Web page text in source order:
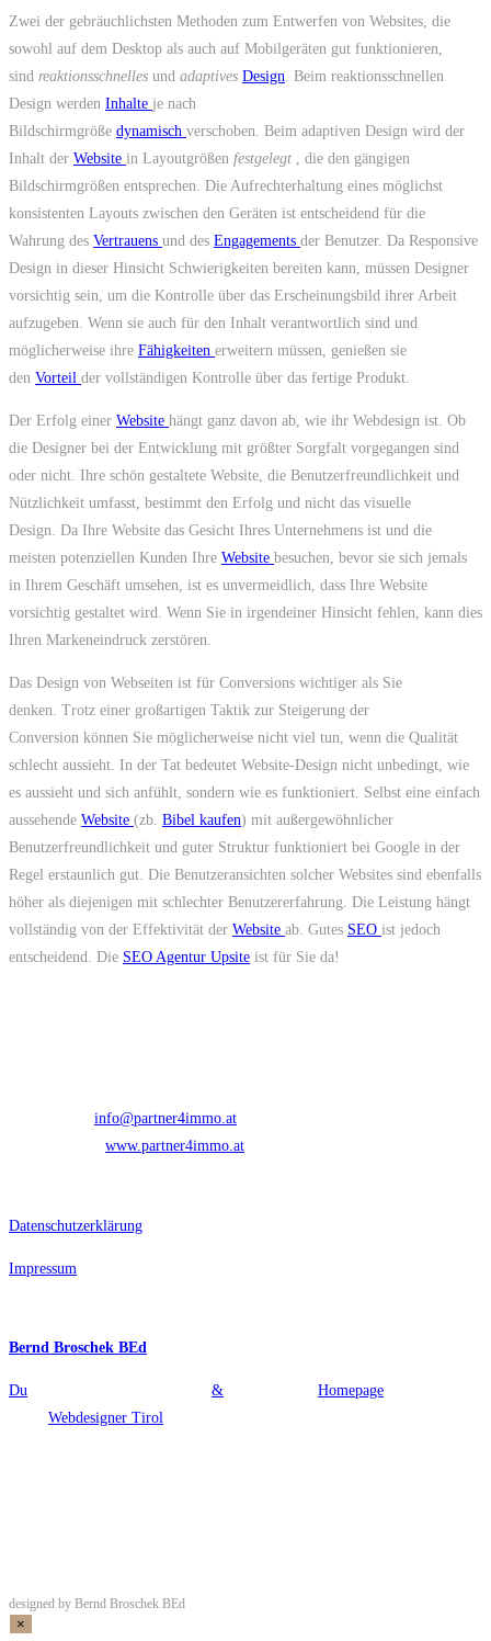
Zwei der gebräuchlichsten Methoden zum Entwerfen von Websites, die
sowohl auf dem Desktop als auch auf Mobilgeräten gut funktionieren,
sind reaktionsschnelles und adaptives Design . Beim reaktionsschnellen
Design werden Inhalte je nach
Bildschirmgröße dynamisch verschoben. Beim adaptiven Design wird der
Inhalt der Website in Layoutgrößen festgelegt , die den gängigen
Bildschirmgrößen entsprechen. Die Aufrechterhaltung eines möglichst
konsistenten Layouts zwischen den Geräten ist entscheidend für die
Wahrung des Vertrauens und des Engagements der Benutzer. Da Responsive
Design in dieser Hinsicht Schwierigkeiten bereiten kann, müssen Designer
vorsichtig sein, um die Kontrolle über das Erscheinungsbild ihrer Arbeit
aufzugeben. Wenn sie auch für den Inhalt verantwortlich sind und
möglicherweise ihre Fähigkeiten erweitern müssen, genießen sie
den Vorteil der vollständigen Kontrolle über das fertige Produkt.
Der Erfolg einer Website hängt ganz davon ab, wie ihr Webdesign ist. Ob
die Designer bei der Entwicklung mit größter Sorgfalt vorgegangen sind
oder nicht. Ihre schön gestaltete Website, die Benutzerfreundlichkeit und
Nützlichkeit umfasst, bestimmt den Erfolg und nicht das visuelle
Design. Da Ihre Website das Gesicht Ihres Unternehmens ist und die
meisten potenziellen Kunden Ihre Website besuchen, bevor sie sich jemals
in Ihrem Geschäft umsehen, ist es unvermeidlich, dass Ihre Website
vorsichtig gestaltet wird. Wenn Sie in irgendeiner Hinsicht fehlen, kann dies
Ihren Markeneindruck zerstören.
Das Design von Webseiten ist für Conversions wichtiger als Sie
denken. Trotz einer großartigen Taktik zur Steigerung der
Conversion können Sie möglicherweise nicht viel tun, wenn die Qualität
schlecht aussieht. In der Tat bedeutet Website-Design nicht unbedingt, wie
es aussieht und sich anfühlt, sondern wie es funktioniert. Selbst eine einfach
aussehende Website (zb. Bibel kaufen) mit außergewöhnlicher
Benutzerfreundlichkeit und guter Struktur funktioniert bei Google in der
Regel erstaunlich gut. Die Benutzeransichten solcher Websites sind ebenfalls
höher als diejenigen mit schlechter Benutzererfahrung. Die Leistung hängt
vollständig von der Effektivität der Website ab. Gutes SEO ist jedoch
entscheidend. Die SEO Agentur Upsite ist für Sie da!
info@partner4immo.at
www.partner4immo.at
Datenschutzerklärung
Impressum
Bernd Broschek BEd
Du & Homepage
Webdesigner Tirol
designed by Bernd Broschek BEd
×